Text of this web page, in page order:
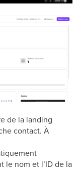
de la landing
contact. À
le nom et l’ID de la